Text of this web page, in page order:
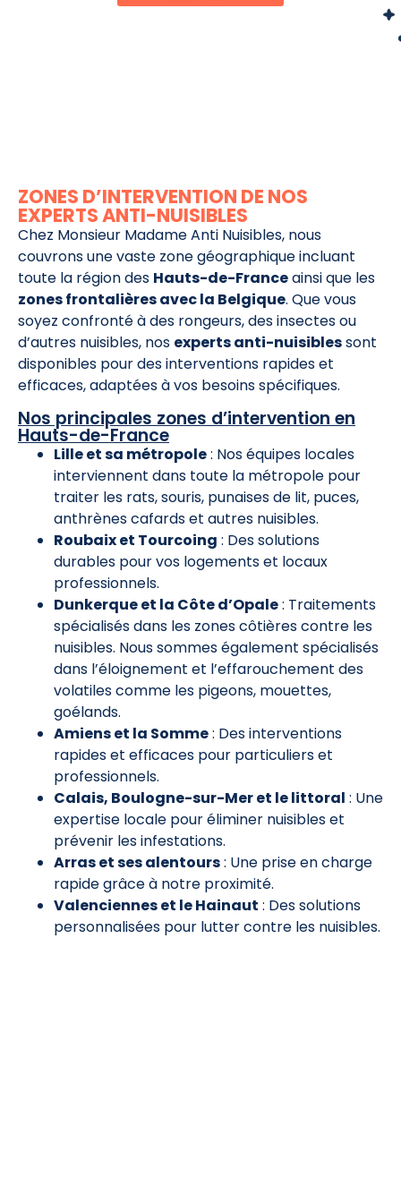
ZONES D’INTERVENTION DE NOS
EXPERTS ANTI-NUISIBLES
Chez Monsieur Madame Anti Nuisibles, nous
couvrons une vaste zone géographique incluant
toute la région des Hauts-de-Franceainsi que les
zones frontalières avec la Belgique. Que vous
soyez confronté à des rongeurs, des insectes ou
d’autres nuisibles, nos experts anti-nuisiblessont
disponibles pour des interventions rapides et
efficaces, adaptées à vos besoins spécifiques.
Nos principales zones d’intervention en
Hauts-de-France
Lille et sa métropole: Nos équipes locales
interviennent dans toute la métropole pour
traiter les rats, souris, punaises de lit, puces,
anthrènes cafards et autres nuisibles.
Roubaix et Tourcoing : Des solutions
durables pour vos logements et locaux
professionnels.
Dunkerque et la Côte d’Opale: Traitements
spécialisés dans les zones côtières contre les
nuisibles. Nous sommes également spécialisés
dans l’éloignement et l’effarouchement des
volatiles comme les pigeons, mouettes,
goélands.
Amiens et la Somme: Des interventions
rapides et efficaces pour particuliers et
professionnels.
Calais, Boulogne-sur-Mer et le littoral : Une
expertise locale pour éliminer nuisibles et
prévenir les infestations.
Arras et ses alentours: Une prise en charge
rapide grâce à notre proximité.
Valenciennes et le Hainaut : Des solutions
personnalisées pour lutter contre les nuisibles.